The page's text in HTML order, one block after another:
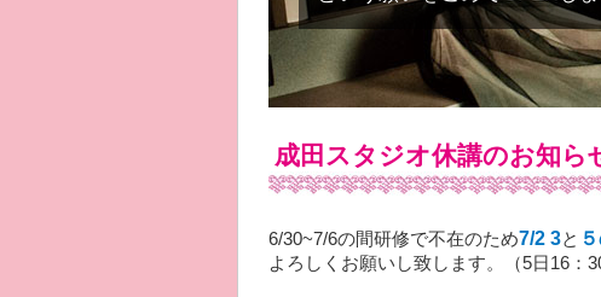
成田スタジオ休講のお知ら
6/30~7/6の間研修で不在のため7/2 3と
よろしくお願いし致します。（5日16：